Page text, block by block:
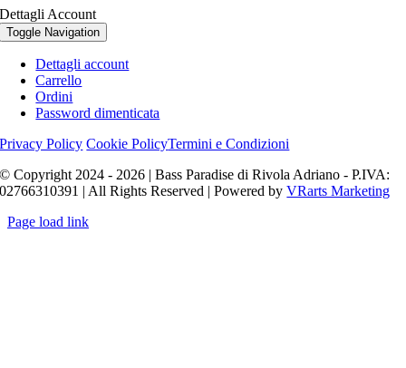
Dettagli Account
Toggle Navigation
Dettagli account
Carrello
Ordini
Password dimenticata
Privacy Policy Cookie PolicyTermini e Condizioni
© Copyright 2024 - 2026 | Bass Paradise di Rivola Adriano - P.IVA:
02766310391 | All Rights Reserved | Powered byVRarts Marketing
Page load link